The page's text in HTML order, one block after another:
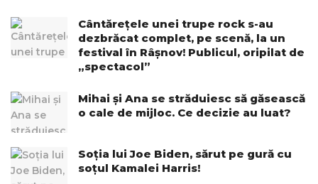
Cântărețele unei trupe rock s-au
dezbrăcat complet, pe scenă, la un
festival în Râșnov! Publicul, oripilat de
„spectacol”
Mihai și Ana se străduiesc să găsească
o cale de mijloc. Ce decizie au luat?
Soția lui Joe Biden, sărut pe gură cu
soțul Kamalei Harris!